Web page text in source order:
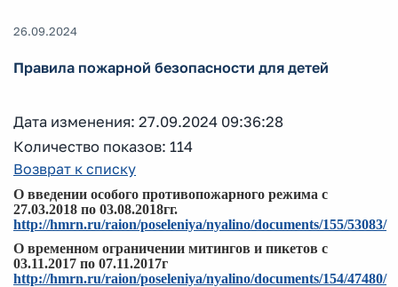
26.09.2024
Правила пожарной безопасности для детей
Дата изменения: 27.09.2024 09:36:28
Количество показов: 114
Возврат к списку
О введении особого противопожарного режима с
27.03.2018 по 03.08.2018гг.
http://hmrn.ru/raion/poseleniya/nyalino/documents/155/53083/
О временном ограничении митингов и пикетов с
03.11.2017 по 07.11.2017г
http://hmrn.ru/raion/poseleniya/nyalino/documents/154/47480/